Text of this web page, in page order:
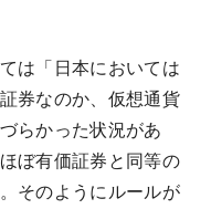
は「日本においては
券なのか、仮想通貨
らかった状況があ
ぼ有価証券と同等の
そのようにルールが